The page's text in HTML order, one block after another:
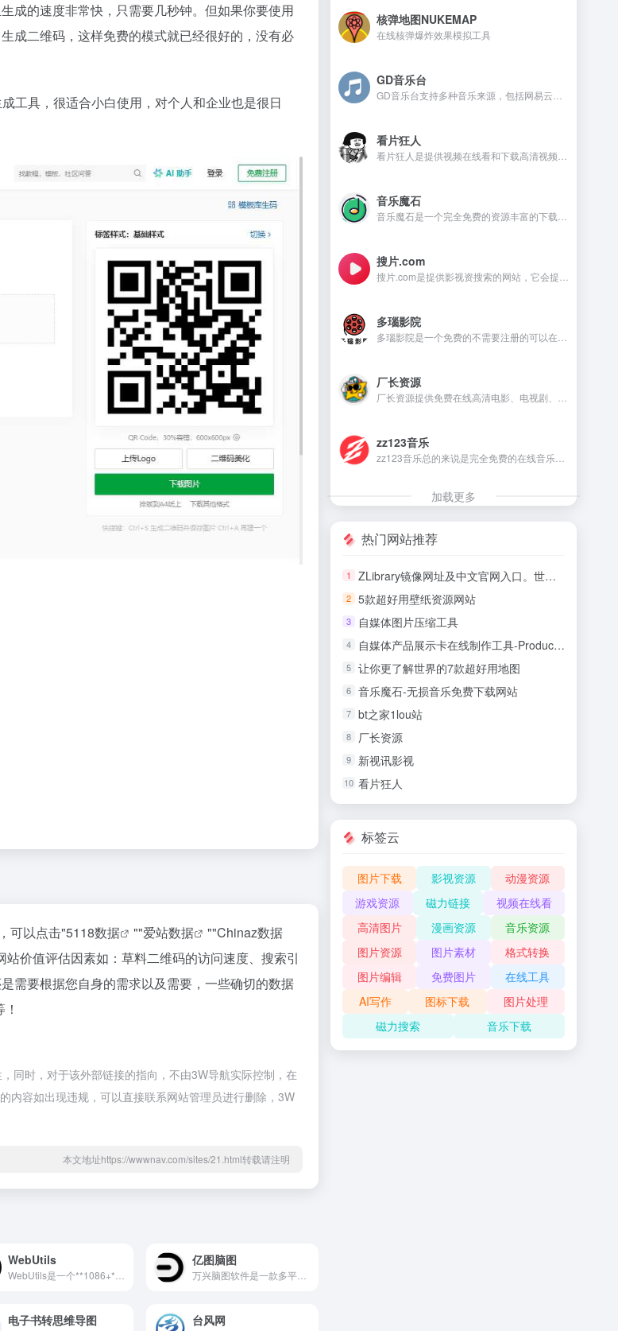
成的速度非常快，只需要几秒钟。但如果你要使用
成二维码，这样免费的模式就已经很好的，没有必
工具，很适合小白使用，对个人和企业也是很日
可以点击"5118数据 ""爱站数据 ""Chinaz数据
价值评估因素如：草料二维码的访问速度、搜索引
需要根据您自身的需求以及需要，一些确切的数据
同时，对于该外部链接的指向，不由3W导航实际控制，在
内容如出现违规，可以直接联系网站管理员进行删除，3W
本文地址https://wwwnav.com/sites/21.html转载请注明
WebUtils 亿图脑图
电子书转思维导图 台风网
核弹地图NUKEMAP
在线核弹爆炸效果模拟工具
GD音乐台
看片狂人
音乐魔石
搜片.com
多瑙影院
厂长资源
zz123音乐
加载更多
热门网站推荐
1 ZLibrary镜像网址及中文官网入口。世界上最大电子图书馆恢复了
2 5款超好用壁纸资源网站
3 自媒体图片压缩工具
4 自媒体产品展示卡在线制作工具-Product Lates
5 让你更了解世界的7款超好用地图
6 音乐魔石-无损音乐免费下载网站
7 bt之家1lou站
8 厂长资源
9 新视讯影视
10 看片狂人
标签云
图片下载 影视资源
动漫资源
游戏资源
磁力链接
视频在线看
高清图片
漫画资源
音乐资源
图片资源
图片素材
格式转换
图片编辑
免费图片
在线工具
AI写作
图标下载
图片处理
磁力搜索
音乐下载